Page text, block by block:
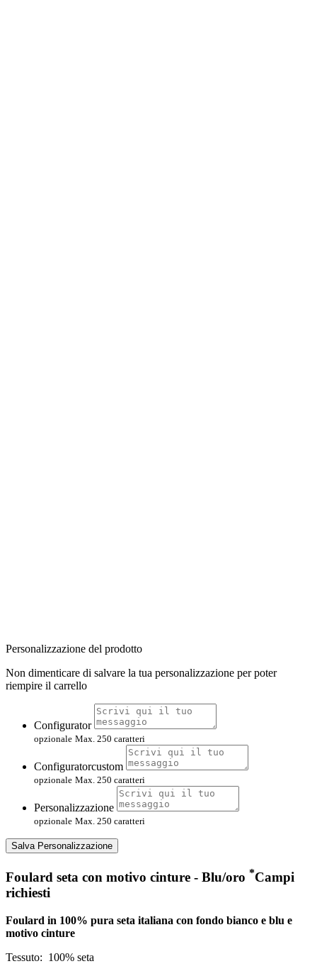
Personalizzazione del prodotto
Non dimenticare di salvare la tua personalizzazione per poter
riempire il carrello
Configurator
opzionale Max. 250 caratteri
Configuratorcustom
opzionale Max. 250 caratteri
Personalizzazione
opzionale Max. 250 caratteri
Salva Personalizzazione
Foulard seta con motivo cinture - Blu/oro *Campi
richiesti
Foulard in 100% pura seta italiana con fondo bianco e blu e
motivo cinture
Tessuto: 100% seta